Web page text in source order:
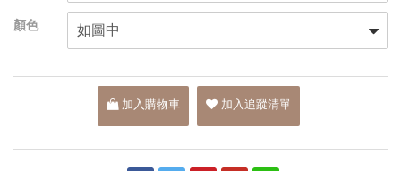
加入購物車 加入追蹤清單